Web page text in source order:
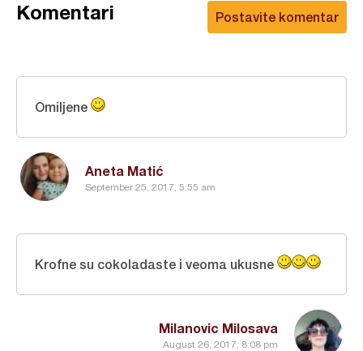
Postavite komentar
Komentari
Aneta Matić
September 25, 2017, 5:55 am
Omiljene
Milanovic Milosava
August 26, 2017, 8:08 pm
Krofne su cokoladaste i veoma ukusne